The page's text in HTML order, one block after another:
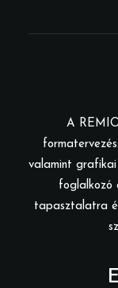
A
valamint grafikai
foglalkozó
tapasztalatra